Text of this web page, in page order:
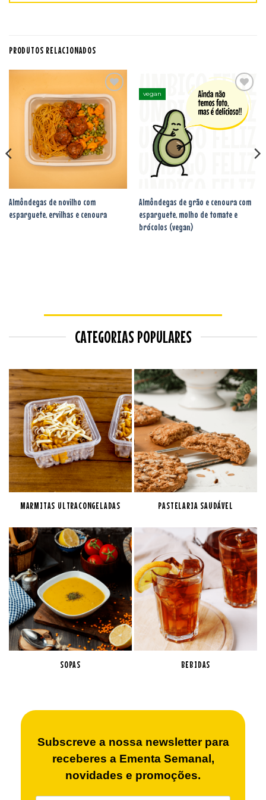
PRODUTOS RELACIONADOS
Adicionar
aos
favoritos
Almôndegas de novilho com
esparguete, ervilhas e cenoura
vegan
Adicionar
aos
favoritos
Almôndegas de grão e cenoura com
esparguete, molho de tomate e
brócolos (vegan)
CATEGORIAS POPULARES
MARMITAS ULTRACONGELADAS PASTELARIA SAUDÁVEL
SOPAS BEBIDAS